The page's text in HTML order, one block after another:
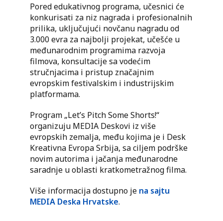
Pored edukativnog programa, učesnici će
konkurisati za niz nagrada i profesionalnih
prilika, uključujući novčanu nagradu od
3.000 evra za najbolji projekat, učešće u
međunarodnim programima razvoja
filmova, konsultacije sa vodećim
stručnjacima i pristup značajnim
evropskim festivalskim i industrijskim
platformama.
Program „Let’s Pitch Some Shorts!“
organizuju MEDIA Deskovi iz više
evropskih zemalja, među kojima je i Desk
Kreativna Evropa Srbija, sa ciljem podrške
novim autorima i jačanja međunarodne
saradnje u oblasti kratkometražnog filma.
Više informacija dostupno je na sajtu
MEDIA Deska Hrvatske.